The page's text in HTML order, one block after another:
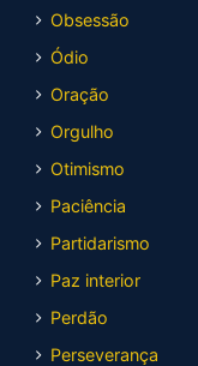
Obsessão
Ódio
Oração
Orgulho
Otimismo
Paciência
Partidarismo
Paz interior
Perdão
Perseverança